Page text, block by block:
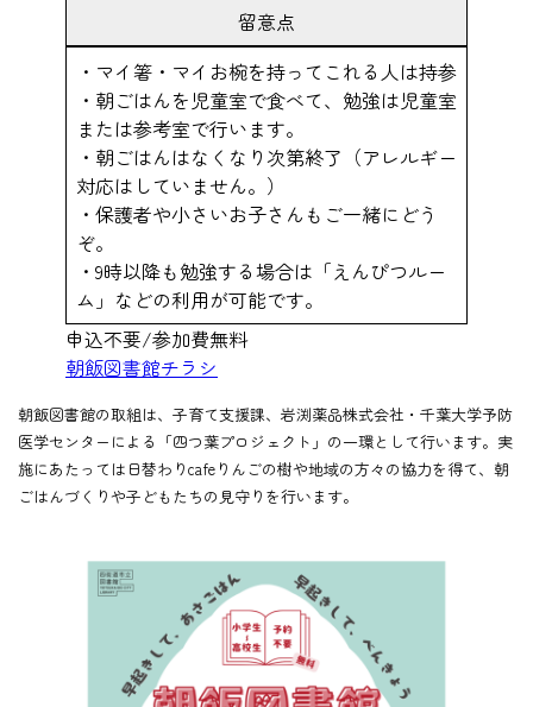
留意点
・マイ箸・マイお椀を持ってこれる人は持参
・朝ごはんを児童室で食べて、勉強は児童室
または参考室で行います。
・朝ごはんはなくなり次第終了（アレルギー
対応はしていません。）
・保護者や小さいお子さんもご一緒にどう
ぞ。
・9時以降も勉強する場合は「えんぴつルー
ム」などの利用が可能です。
申込不要/参加費無料
朝飯図書館チラシ
朝飯図書館の取組は、子育て支援課、岩渕薬品株式会社・千葉大学予防
医学センターによる「四つ葉プロジェクト」の一環として行います。実
施にあたっては日替わりcafeりんごの樹や地域の方々の協力を得て、朝
ごはんづくりや子どもたちの見守りを行います。